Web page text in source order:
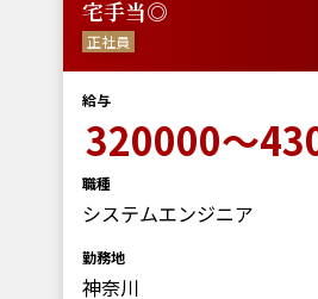
宅手当◎
正社員
給与
320000～
職種
システムエンジニア
勤務地
神奈川